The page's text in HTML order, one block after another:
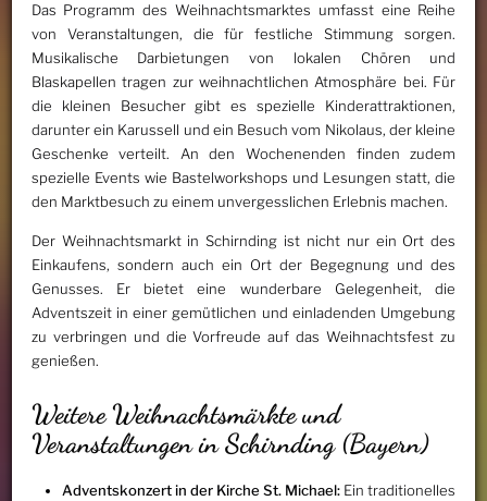
Das Programm des Weihnachtsmarktes umfasst eine Reihe
von Veranstaltungen, die für festliche Stimmung sorgen.
Musikalische Darbietungen von lokalen Chören und
Blaskapellen tragen zur weihnachtlichen Atmosphäre bei. Für
die kleinen Besucher gibt es spezielle Kinderattraktionen,
darunter ein Karussell und ein Besuch vom Nikolaus, der kleine
Geschenke verteilt. An den Wochenenden finden zudem
spezielle Events wie Bastelworkshops und Lesungen statt, die
den Marktbesuch zu einem unvergesslichen Erlebnis machen.
Der Weihnachtsmarkt in Schirnding ist nicht nur ein Ort des
Einkaufens, sondern auch ein Ort der Begegnung und des
Genusses. Er bietet eine wunderbare Gelegenheit, die
Adventszeit in einer gemütlichen und einladenden Umgebung
zu verbringen und die Vorfreude auf das Weihnachtsfest zu
genießen.
Weitere Weihnachtsmärkte und
Veranstaltungen in Schirnding (Bayern)
Adventskonzert in der Kirche St. Michael:Ein traditionelles